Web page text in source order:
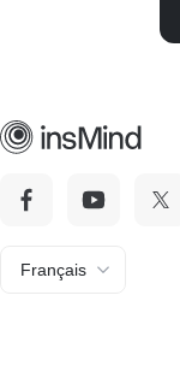
Français